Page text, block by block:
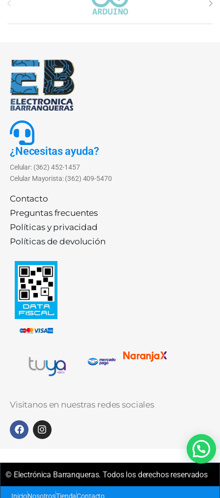
¿Necesitas ayuda?
Celular: (362) 452-1457
Celular Mayorista: (362) 409-5470
Contacto
Preguntas frecuentes
Políticas y privacidad
Políticas de devolución
Visitanos en nuestras redes sociales
© Electrónica Barranqueras. Todos los derechos reservados
InicioNosotrosTiendaContacto